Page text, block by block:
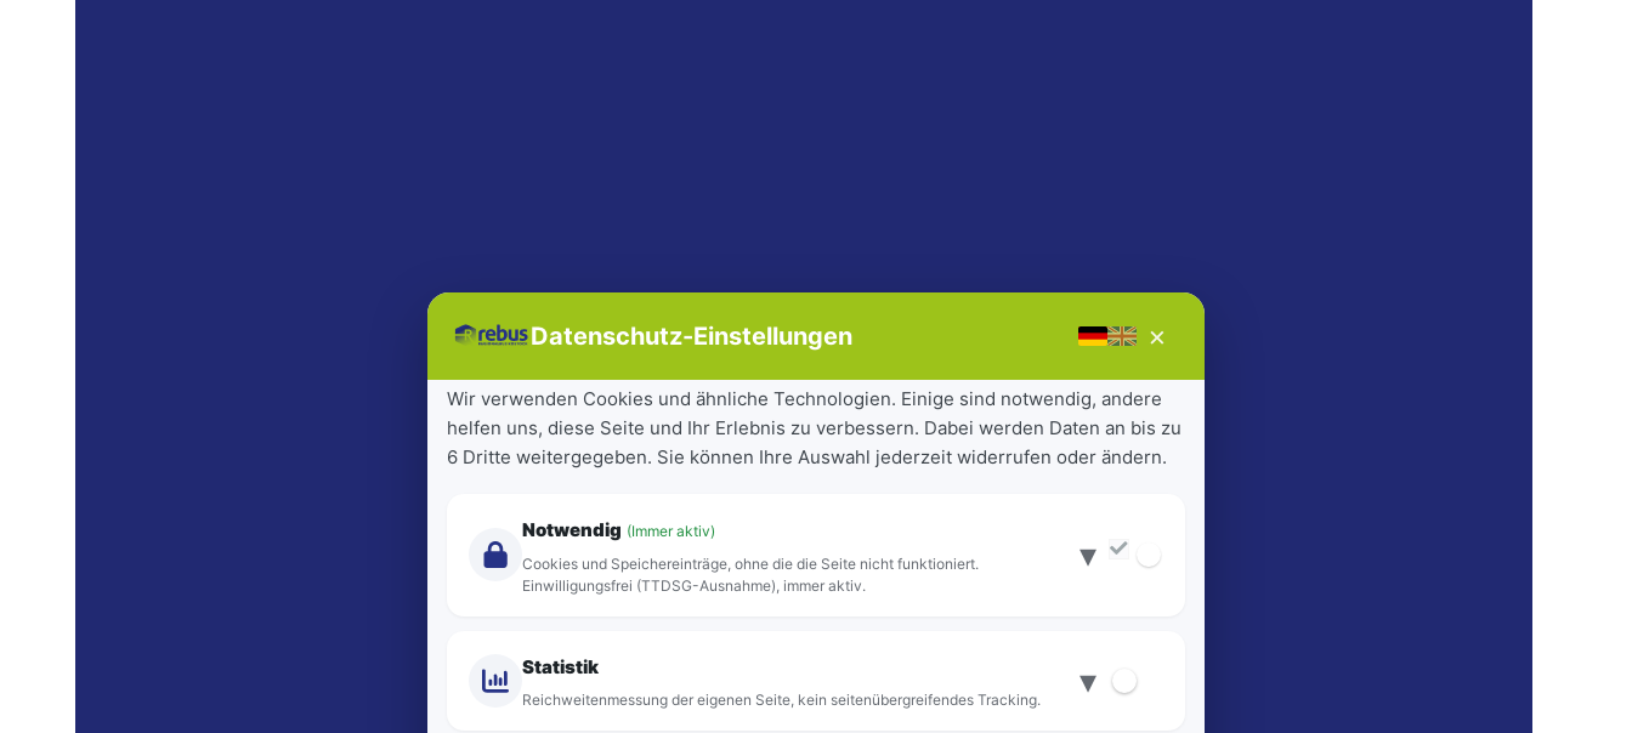
Datenschutz-Einstellungen ×
Wir verwenden Cookies und ähnliche Technologien. Einige sind notwendig, andere
helfen uns, diese Seite und Ihr Erlebnis zu verbessern. Dabei werden Daten an bis zu
6 Dritte weitergegeben. Sie können Ihre Auswahl jederzeit widerrufen oder ändern.
Notwendig (Immer aktiv)
Cookies und Speichereinträge, ohne die die Seite nicht funktioniert.
Einwilligungsfrei (TTDSG-Ausnahme), immer aktiv.
▾
Statistik
Reichweitenmessung der eigenen Seite, kein seitenübergreifendes Tracking. ▾